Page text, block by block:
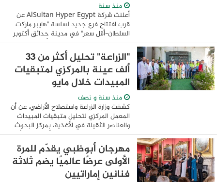
منذ سنة
أعلنت شركة AlSultan Hyper Egypt عن
قرب افتتاح فرع جديد لسلسة "هايبر ماركت
السلطان-أقل سعر" في مدينة حدائق أكتوبر
على مساحة 1100 متر، وهو ما يأتي ضمن
خطة توسعية للشركة في مدينة 6 أكتوبر،
والتي تهدف ...
"الزراعة" تحليل أكثر من 33
ألف عينة بالمركزي لمتبقيات
المبيدات خلال مايو
منذ سنة و نصف
كشفت وزارة الزراعة واستصلاح الأراضي، عن أن
المعمل المركزي لتحليل متبقيات المبيدات
والعناصر الثقيلة في الأغذية، بمركز البحوث
الزراعية، قد انتهي من تحليل أكثر من 33 ألف
عينة من السلع الغذائية من ...
مهرجان أبوظبي يقدّم للمرة
الأولى عرضًا عالميًا يضم ثلاثة
فنانين إماراتيين